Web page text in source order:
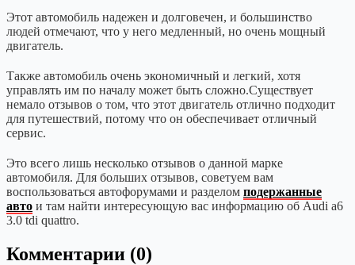
Этот автомобиль надежен и долговечен, и большинство
людей отмечают, что у него медленный, но очень мощный
двигатель.
Также автомобиль очень экономичный и легкий, хотя
управлять им по началу может быть сложно.Существует
немало отзывов о том, что этот двигатель отлично подходит
для путешествий, потому что он обеспечивает отличный
сервис.
Это всего лишь несколько отзывов о данной марке
автомобиля. Для больших отзывов, советуем вам
воспользоваться автофорумами и разделом подержанные
авто и там найти интересующую вас информацию об Audi a6
3.0 tdi quattro.
Комментарии (0)